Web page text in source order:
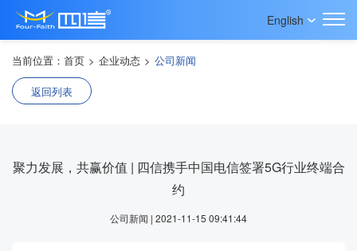
English
当前位置： 首页 > 企业动态 > 公司新闻
返回列表
聚力发展，共赢价值 | 四信携手中国电信签署5G行业终端合
约
公司新闻 | 2021-11-15 09:41:44